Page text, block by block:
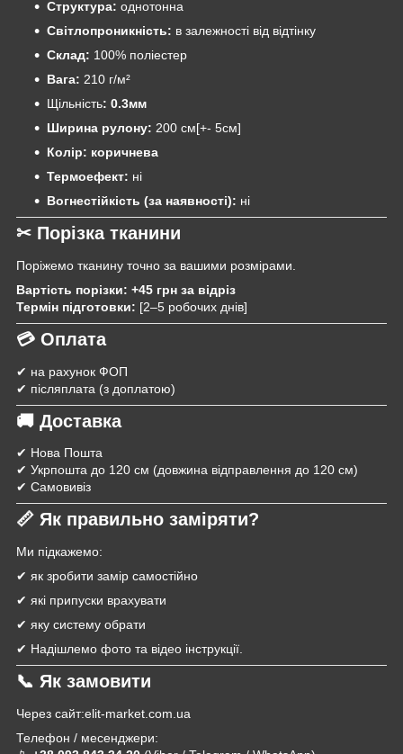
Структура: однотонна
Світлопроникність: в залежності від відтінку
Склад: 100% поліестер
Вага: 210 г/м²
Щільність: 0.3мм
Ширина рулону: 200 см[+- 5см]
Колір: коричнева
Термоефект: ні
Вогнестійкість (за наявності): ні
✂ Порізка тканини
Поріжемо тканину точно за вашими розмірами.
Вартість порізки: +45 грн за відріз
Термін підготовки: [2–5 робочих днів]
💳 Оплата
✔ на рахунок ФОП
✔ післяплата (з доплатою)
🚚 Доставка
✔ Нова Пошта
✔ Укрпошта до 120 см (довжина відправлення до 120 см)
✔ Самовивіз
📏 Як правильно заміряти?
Ми підкажемо:
✔ як зробити замір самостійно
✔ які припуски врахувати
✔ яку систему обрати
✔ Надішлемо фото та відео інструкції.
📞 Як замовити
Через сайт:elit-market.com.ua
Телефон / месенджери: